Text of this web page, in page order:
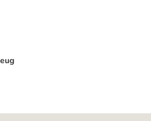
Spieltau, grau